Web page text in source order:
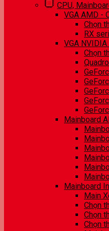
CPU,
VGA AMD -
Chọn
RX
VGA
Chọn
Mainboard
Mainboard
Main
Chọn
Chọn
Chọn